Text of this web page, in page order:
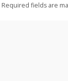
Required fields are